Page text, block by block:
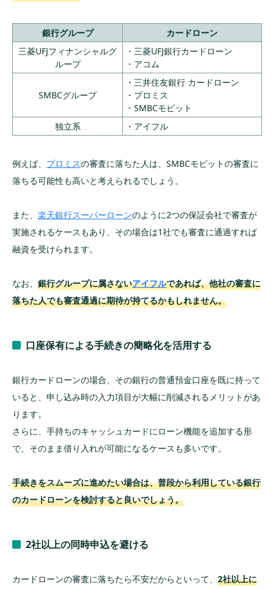
銀行グループ
カードローン
三菱UFJフィナンシャルグ
ループ
・三菱UFJ銀行カードローン
・アコム
SMBCグループ
・三井住友銀行 カードローン
・プロミス
・SMBCモビット
独立系
・アイフル
例えば、 プロミスの審査に落ちた人は、SMBCモビットの審査に
落ちる可能性も高いと考えられるでしょう。
また、 楽天銀行スーパーローンのように2つの保証会社で審査が
実施されるケースもあり、その場合は1社でも審査に通過すれば
融資を受けられます。
なお、 銀行グループに属さないアイフルであれば、他社の審査に
落ちた人でも審査通過に期待が持てるかもしれません。
口座保有による手続きの簡略化を活用する
銀行カードローンの場合、その銀行の普通預金口座を既に持って
いると、申し込み時の入力項目が大幅に削減されるメリットがあ
ります。
さらに、手持ちのキャッシュカードにローン機能を追加する形
で、そのまま借り入れが可能になるケースも多いです。
手続きをスムーズに進めたい場合は、普段から利用している銀行
のカードローンを検討すると良いでしょう。
2社以上の同時申込を避ける
カードローンの審査に落ちたら不安だからといって、 2社以上に